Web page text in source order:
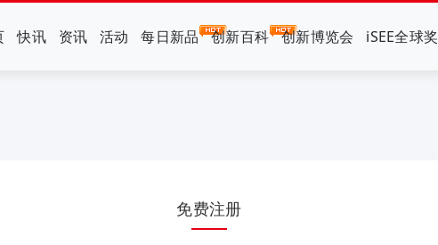
快讯 资讯 活动 每日新品 创新百科 创新博览会 iSEE全球奖
免费注册